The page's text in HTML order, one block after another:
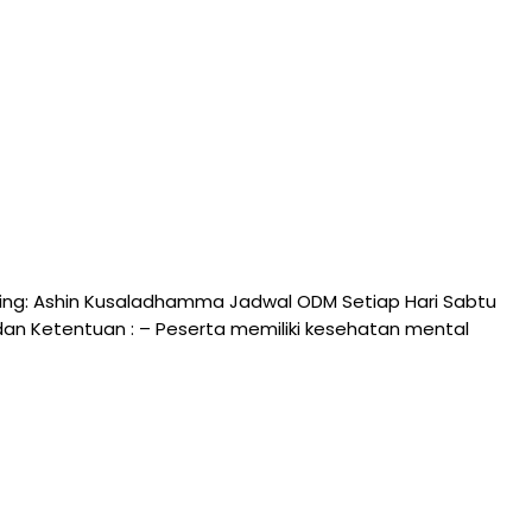
Ashin Kusaladhamma Jadwal ODM Setiap Hari Sabtu
Ketentuan : – Peserta memiliki kesehatan mental